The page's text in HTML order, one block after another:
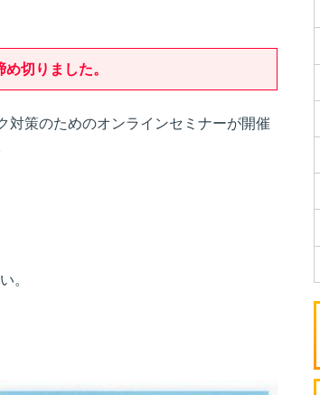
切りました。
策のためのオンラインセミナーが開催
。